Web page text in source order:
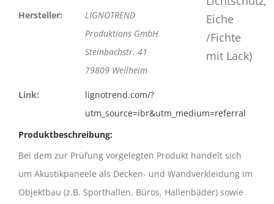
Hersteller:
LIGNOTREND
Produktions GmbH
Steinbachstr. 41
79809 Weilheim
Link:
lignotrend.com/?
utm_source=ibr&utm_medium=referral
Produktbeschreibung:
Bei dem zur Prüfung vorgelegten Produkt handelt sich
um Akustikpaneele als Decken- und Wandverkleidung im
Objektbau (z.B. Sporthallen, Büros, Hallenbäder) sowie